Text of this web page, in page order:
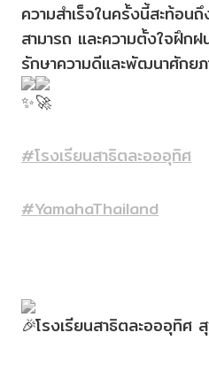
ความสำเร็จในครั้งนี้สะท้อน
สามารถ และความตั้งใจฝึก
รักษาความดีและพัฒนาศักย
#โรงเรียนสาธิตละอออุทิศ
#YamahaThailand
โรงเรียนสาธิตละอออุทิศ